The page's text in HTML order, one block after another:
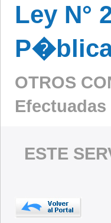
Ley N°
OTROS
Efectuadas
ESTE